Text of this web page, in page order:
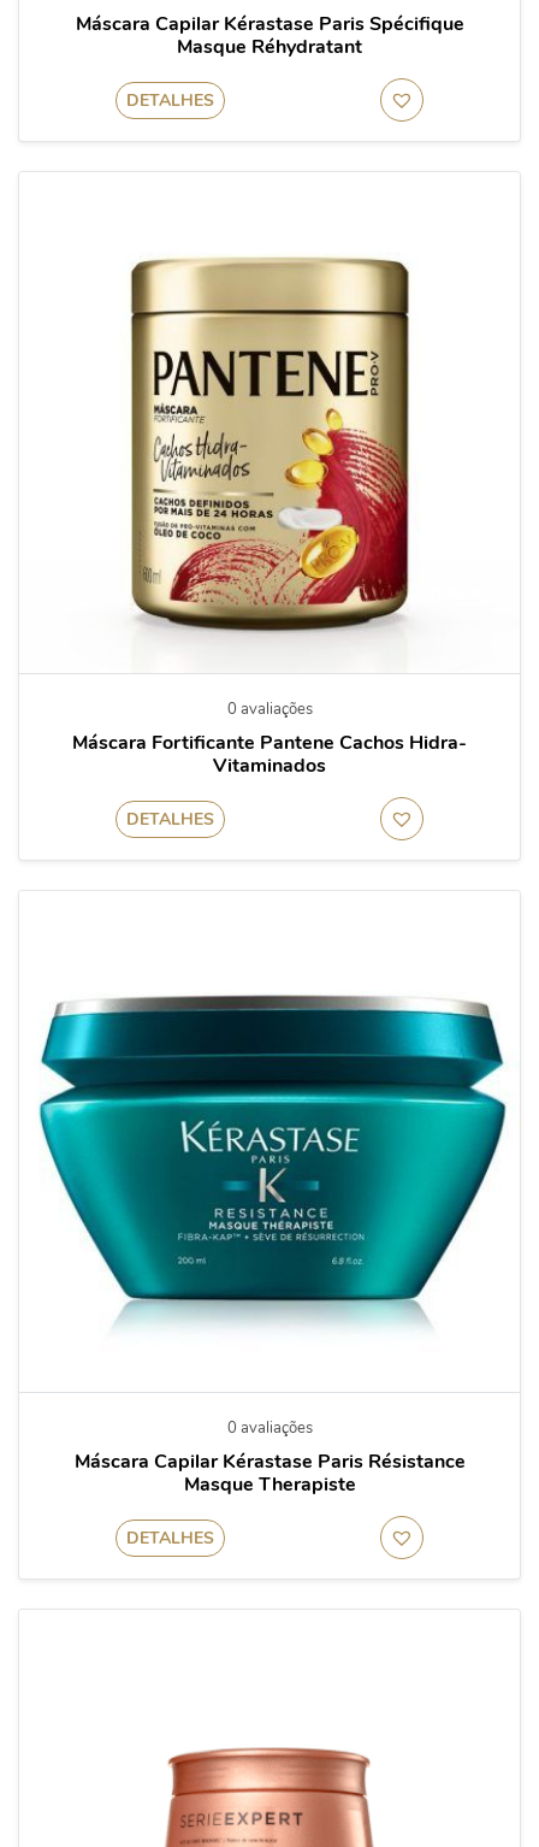
Máscara Capilar Kérastase Paris Spécifique
Masque Réhydratant
DETALHES
0 avaliações
Máscara Fortificante Pantene Cachos Hidra-
Vitaminados
DETALHES
0 avaliações
Máscara Capilar Kérastase Paris Résistance
Masque Therapiste
DETALHES